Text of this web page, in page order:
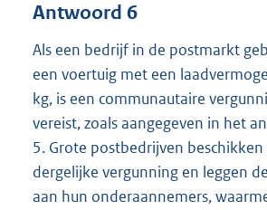
Antwoord 6
Als een bedrijf in de postmarkt
een voertuig met een
kg, is een communautaire
vereist, zoals aangegeven in het
5. Grote postbedrijven beschikken
dergelijke vergunning en leggen
aan hun onderaannemers,